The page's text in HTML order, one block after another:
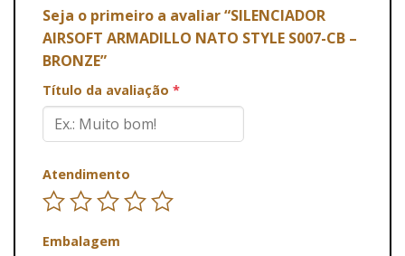
Seja o primeiro a avaliar “SILENCIADOR
AIRSOFT ARMADILLO NATO STYLE S007-CB –
BRONZE”
Título da avaliação *
Atendimento
Embalagem